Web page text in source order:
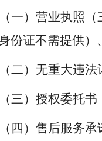
（一）营业执照
份证不需提供）
（二）无重大违
（三）授权委托
（四）售后服务承